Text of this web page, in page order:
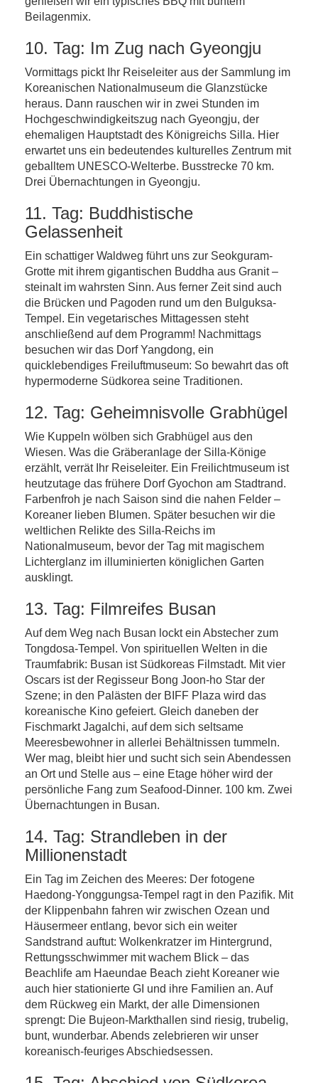
Beilagenmix.
10. Tag: Im Zug nach Gyeongju
Vormittags pickt Ihr Reiseleiter aus der Sammlung im
Koreanischen Nationalmuseum die Glanzstücke
heraus. Dann rauschen wir in zwei Stunden im
Hochgeschwindigkeitszug nach Gyeongju, der
ehemaligen Hauptstadt des Königreichs Silla. Hier
erwartet uns ein bedeutendes kulturelles Zentrum mit
geballtem UNESCO-Welterbe. Busstrecke 70 km.
Drei Übernachtungen in Gyeongju.
11. Tag: Buddhistische
Gelassenheit
Ein schattiger Waldweg führt uns zur Seokguram-
Grotte mit ihrem gigantischen Buddha aus Granit –
steinalt im wahrsten Sinn. Aus ferner Zeit sind auch
die Brücken und Pagoden rund um den Bulguksa-
Tempel. Ein vegetarisches Mittagessen steht
anschließend auf dem Programm! Nachmittags
besuchen wir das Dorf Yangdong, ein
quicklebendiges Freiluftmuseum: So bewahrt das oft
hypermoderne Südkorea seine Traditionen.
12. Tag: Geheimnisvolle Grabhügel
Wie Kuppeln wölben sich Grabhügel aus den
Wiesen. Was die Gräberanlage der Silla-Könige
erzählt, verrät Ihr Reiseleiter. Ein Freilichtmuseum ist
heutzutage das frühere Dorf Gyochon am Stadtrand.
Farbenfroh je nach Saison sind die nahen Felder –
Koreaner lieben Blumen. Später besuchen wir die
weltlichen Relikte des Silla-Reichs im
Nationalmuseum, bevor der Tag mit magischem
Lichterglanz im illuminierten königlichen Garten
ausklingt.
13. Tag: Filmreifes Busan
Auf dem Weg nach Busan lockt ein Abstecher zum
Tongdosa-Tempel. Von spirituellen Welten in die
Traumfabrik: Busan ist Südkoreas Filmstadt. Mit vier
Oscars ist der Regisseur Bong Joon-ho Star der
Szene; in den Palästen der BIFF Plaza wird das
koreanische Kino gefeiert. Gleich daneben der
Fischmarkt Jagalchi, auf dem sich seltsame
Meeresbewohner in allerlei Behältnissen tummeln.
Wer mag, bleibt hier und sucht sich sein Abendessen
an Ort und Stelle aus – eine Etage höher wird der
persönliche Fang zum Seafood-Dinner. 100 km. Zwei
Übernachtungen in Busan.
14. Tag: Strandleben in der
Millionenstadt
Ein Tag im Zeichen des Meeres: Der fotogene
Haedong-Yonggungsa-Tempel ragt in den Pazifik. Mit
der Klippenbahn fahren wir zwischen Ozean und
Häusermeer entlang, bevor sich ein weiter
Sandstrand auftut: Wolkenkratzer im Hintergrund,
Rettungsschwimmer mit wachem Blick – das
Beachlife am Haeundae Beach zieht Koreaner wie
auch hier stationierte GI und ihre Familien an. Auf
dem Rückweg ein Markt, der alle Dimensionen
sprengt: Die Bujeon-Markthallen sind riesig, trubelig,
bunt, wunderbar. Abends zelebrieren wir unser
koreanisch-feuriges Abschiedsessen.